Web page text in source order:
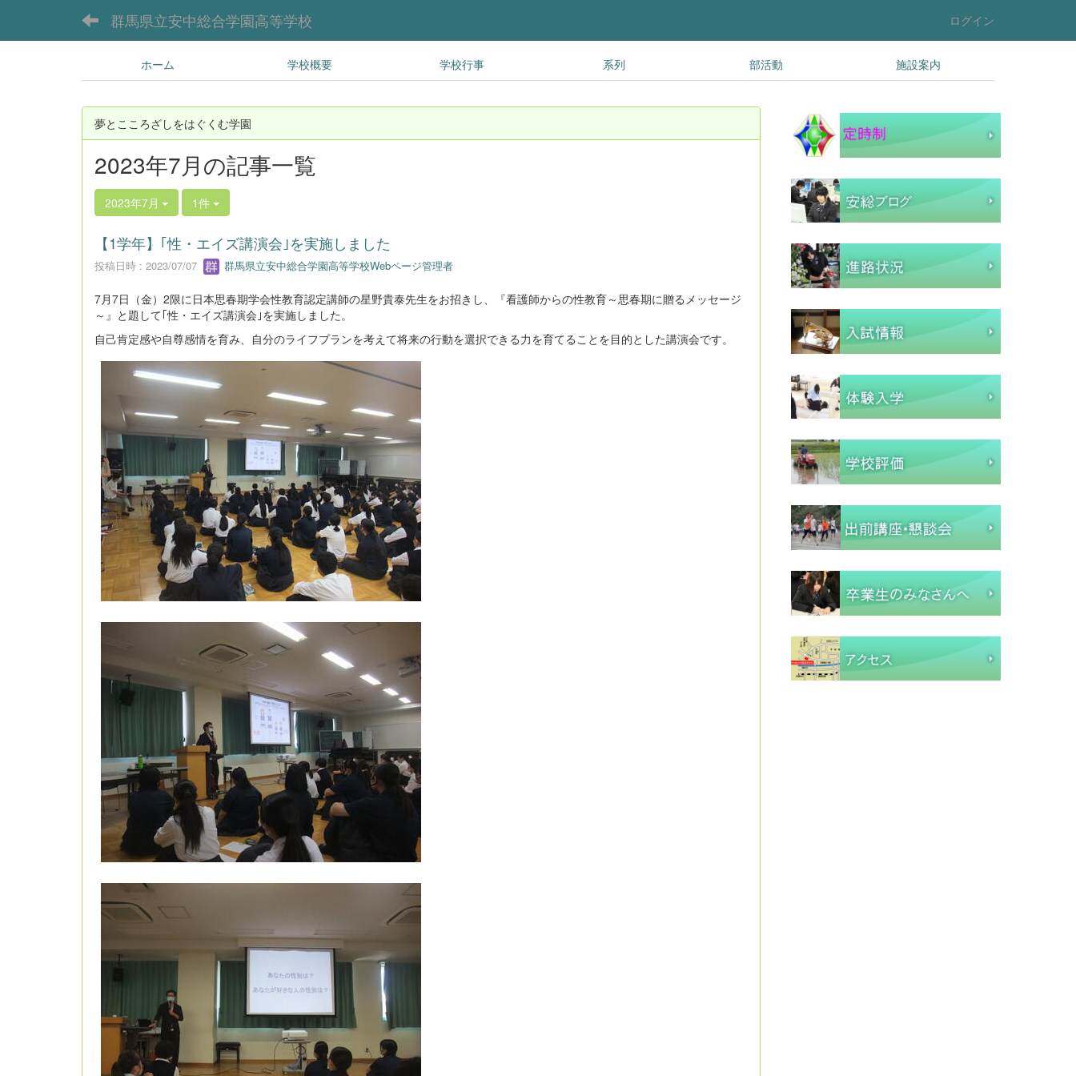
群馬県立安中総合学園高等学校 ログイン
ホーム 学校概要 学校行事 系列 部活動 施設案内
夢とこころざしをはぐくむ学園
2023年7月の記事一覧
2023年7月 1件
【1学年】｢性・エイズ講演会｣を実施しました
投稿日時 : 2023/07/07 群馬県立安中総合学園高等学校Webページ管理者
7月7日（金）2限に日本思春期学会性教育認定講師の星野貴泰先生をお招きし、『看護師からの性教育～思春期に贈るメッセージ
～』と題して｢性・エイズ講演会｣を実施しました。
自己肯定感や自尊感情を育み、自分のライフプランを考えて将来の行動を選択できる力を育てることを目的とした講演会です。